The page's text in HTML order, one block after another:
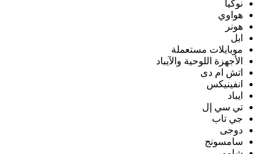
نوكيا
هواوي
هونر
ابل
موبايلات مستعملة
الأجهزة اللوحية والآيباد
اتش ام دى
انفينيكس
ايباد
تي سي إل
جي تاب
دوجى
سامسونج